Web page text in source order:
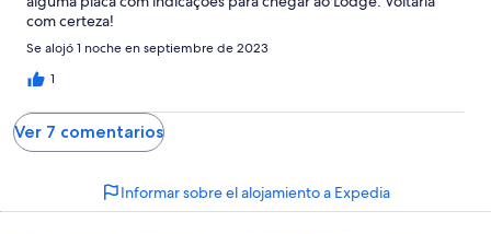
com certeza!
Se alojó 1 noche en septiembre de 2023
1
Ver 7 comentarios
Informar sobre el alojamiento a Expedia